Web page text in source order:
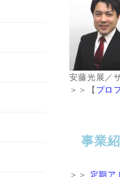
安藤光展／
＞＞【 プロ
事業
＞＞ 定期ア